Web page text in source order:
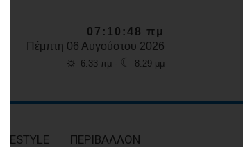
07:10:49 πμ
Πέμπτη 06 Αυγούστου 2026
☼ 6:33 πμ - ☾ 8:29 μμ
LIFESTYLE ΠΕΡΙΒΑΛΛΟΝ